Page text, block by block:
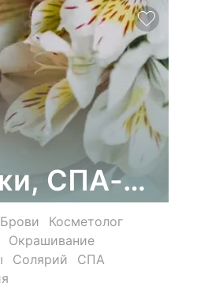
СПА-
Брови
Косметолог
Окрашивание
Солярий
СПА